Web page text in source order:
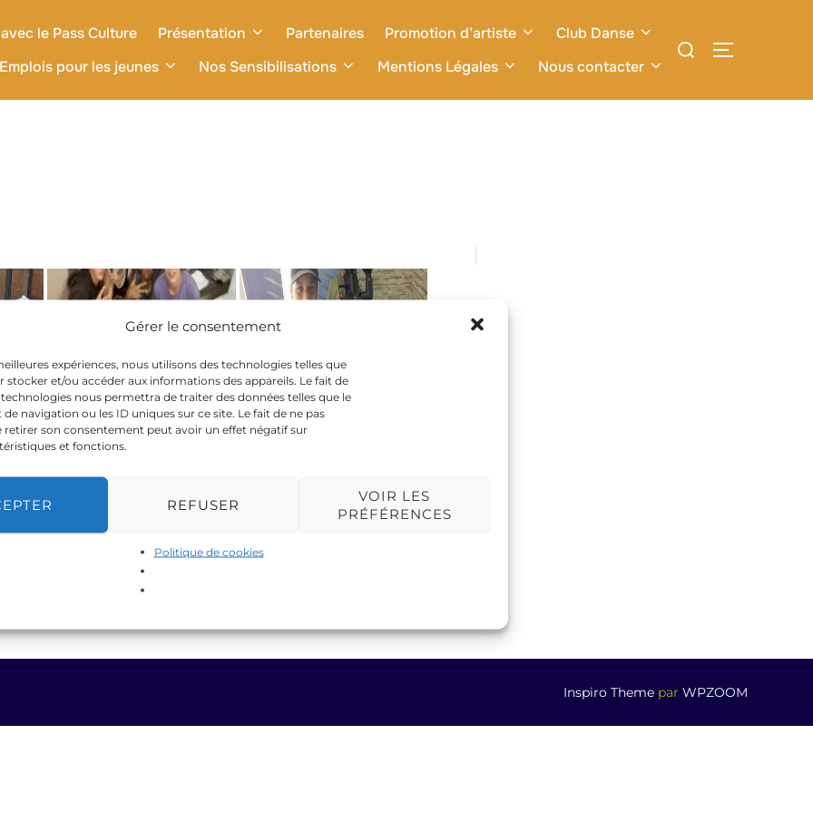
Gérer le consentement
expériences, nous utilisons des technologies telles que
stocker et/ou accéder aux informations des appareils. Le fait de
nous permettra de traiter des données telles que le
navigation ou les ID uniques sur ce site. Le fait de ne pas
retirer son consentement peut avoir un effet négatif sur
et fonctions.
REFUSER
VOIR LES
PRÉFÉRENCES
Politique de cookies
le Pass Culture Présentation Partenaires Promotion d’artiste
Club Danse
pour les jeunes
Nos Sensibilisations Mentions Légales Nous contacter
Inspiro Theme par WPZOOM